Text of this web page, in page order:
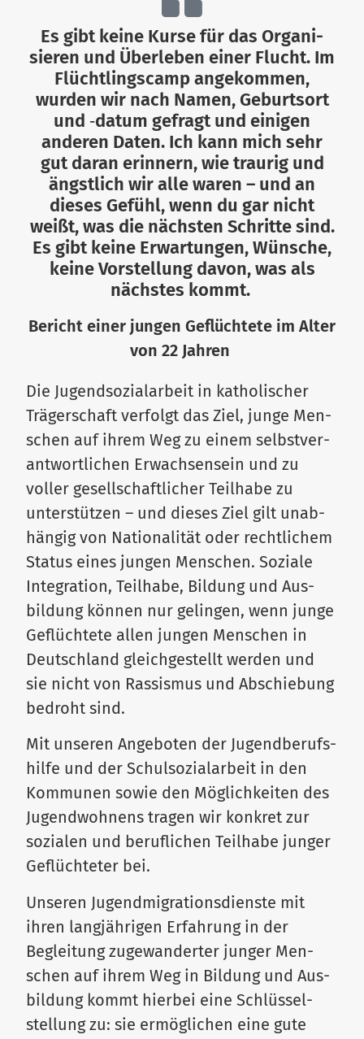
Es gibt keine Kurse für das Orga­ni­
sieren und Über­leben einer Flucht. Im
Flücht­lingscamp ange­kommen,
wurden wir nach Namen, Geburtsort
und ‑datum gefragt und einigen
anderen Daten. Ich kann mich sehr
gut daran erinnern, wie traurig und
ängstlich wir alle waren – und an
dieses Gefühl, wenn du gar nicht
weißt, was die nächsten Schritte sind.
Es gibt keine Erwar­tungen, Wünsche,
keine Vor­stellung davon, was als
nächstes kommt.
Bericht einer jungen Geflüchtete im Alter
von 22 Jahren
Die Jugend­so­zi­al­arbeit in katho­li­scher
Trä­ger­schaft ver­folgt das Ziel, junge Men­
schen auf ihrem Weg zu einem selbst­ver­
ant­wort­lichen Erwach­sensein und zu
voller gesell­schaft­licher Teilhabe zu
unter­stützen – und dieses Ziel gilt unab­
hängig von Natio­na­lität oder recht­lichem
Status eines jungen Men­schen. Soziale
Inte­gration, Teilhabe, Bildung und Aus­
bildung können nur gelingen, wenn junge
Geflüchtete allen jungen Men­schen in
Deutschland gleich­ge­stellt werden und
sie nicht von Ras­sismus und Abschiebung
bedroht sind.
Mit unseren Ange­boten der Jugend­be­rufs­
hilfe und der Schul­so­zi­al­arbeit in den
Kom­munen sowie den Mög­lich­keiten des
Jugend­wohnens tragen wir konkret zur
sozialen und beruf­lichen Teilhabe junger
Geflüch­teter bei.
Unseren Jugend­mi­gra­ti­ons­dienste mit
ihren lang­jäh­rigen Erfahrung in der
Begleitung zuge­wan­derter junger Men­
schen auf ihrem Weg in Bildung und Aus­
bildung kommt hierbei eine Schlüs­sel­
stellung zu: sie ermög­lichen eine gute